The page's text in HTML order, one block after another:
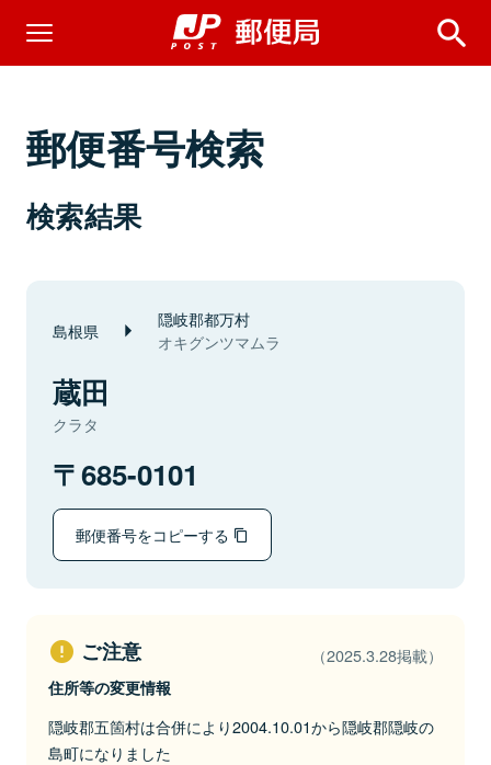
郵便番号検索
検索結果
島根県 隠岐郡都万村
オキグンツマムラ
蔵田
クラタ
685-0101
郵便番号をコピーする
ご注意 （2025.3.28掲載）
住所等の変更情報
隠岐郡五箇村は合併により2004.10.01から隠岐郡隠岐の
島町になりました